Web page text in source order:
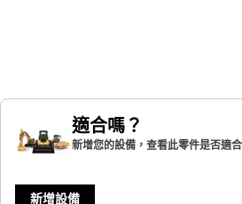
適合嗎？
新增您的設備，查看此零件是否適
新增設備